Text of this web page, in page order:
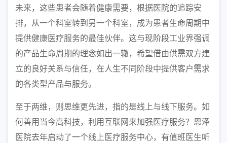
未来，这些患者会随着健康需要，根据医院的追踪安
排，从一个科室转到另一个科室，成为患者生命周期中
提供健康医疗服务的最佳伙伴。这与现阶段工业界强调
的产品生命周期的理念如出一辙，希望借由供需双方建
立的良好关系与信任，在人生不同阶段中提供客户需求
的各类型产品与服务。
至于两维，则思维更先进，指的是线上与线下服务。如
何善用当今高科技，利用互联网来加强医疗服务？恩泽
医院去年启动了一个线上医疗服务中心，有值班医生听